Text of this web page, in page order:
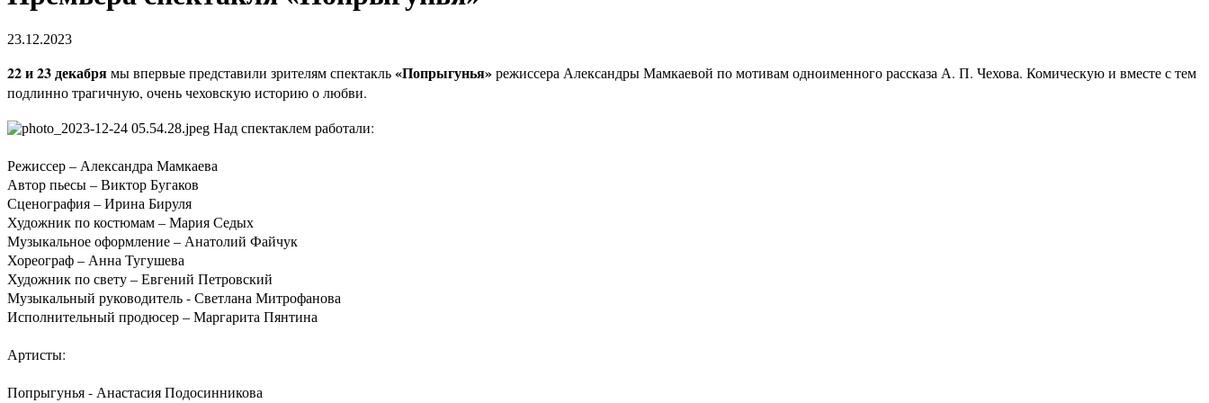
23.12.2023
22 и 23 декабрямы впервые представили зрителям спектакль«Попрыгунья»режиссера Александры Мамкаевой по мотивам одноименного рассказа А. П. Чехова. Комическую и вместе с тем
подлинно трагичную, очень чеховскую историю о любви.
Над спектаклем работали:
Режиссер – Александра Мамкаева
Автор пьесы – Виктор Бугаков
Сценография – Ирина Бируля
Художник по костюмам – Мария Седых
Музыкальное оформление – Анатолий Файчук
Хореограф – Анна Тугушева
Художник по свету – Евгений Петровский
Музыкальный руководитель - Светлана Митрофанова
Исполнительный продюсер – Маргарита Пянтина
Артисты:
Попрыгунья - Анастасия Подосинникова